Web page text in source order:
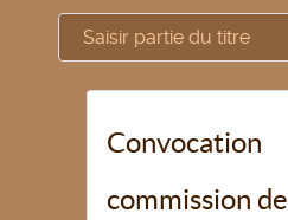
Saisir partie du titre
Convocation
commission de